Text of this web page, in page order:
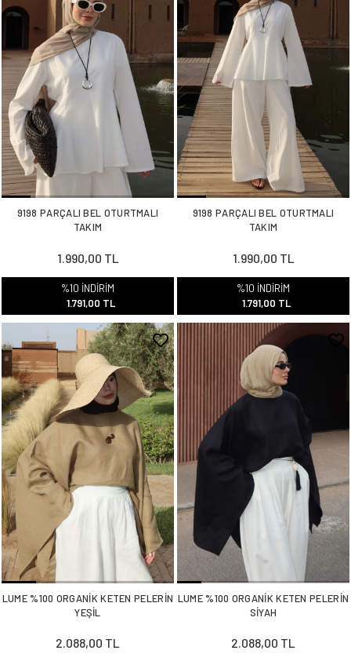
9198 PARÇALI BEL OTURTMALI
TAKIM
1.990,00 TL
%10 İNDİRİM
1.791,00 TL
9198 PARÇALI BEL OTURTMALI
TAKIM
1.990,00 TL
%10 İNDİRİM
1.791,00 TL
LUME %100 ORGANİK KETEN PELERİN
YEŞİL
2.088,00 TL
LUME %100 ORGANİK KETEN PELERİN
SİYAH
2.088,00 TL